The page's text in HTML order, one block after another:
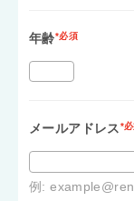
年齢*必須
メールアドレス*
例: